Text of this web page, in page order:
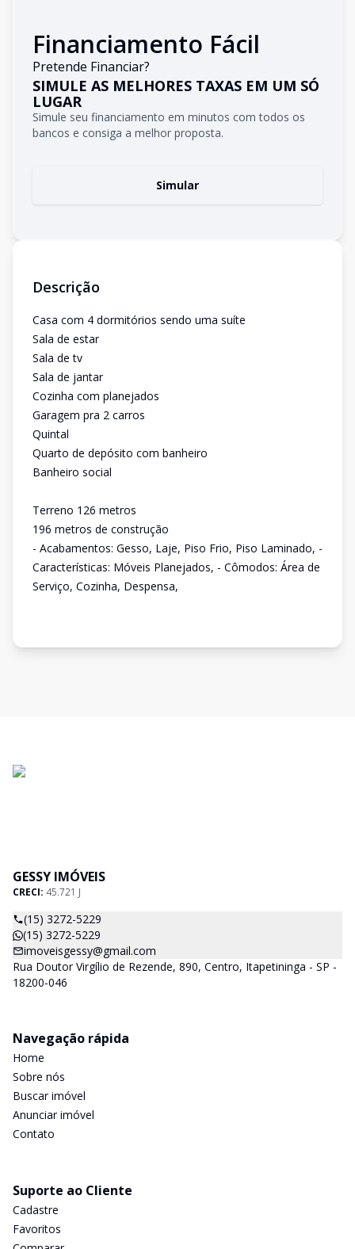
Financiamento Fácil
Pretende Financiar?
SIMULE AS MELHORES TAXAS EM UM SÓ
LUGAR
Simule seu financiamento em minutos com todos os
bancos e consiga a melhor proposta.
Simular
Descrição
Casa com 4 dormitórios sendo uma suíte
Sala de estar
Sala de tv
Sala de jantar
Cozinha com planejados
Garagem pra 2 carros
Quintal
Quarto de depósito com banheiro
Banheiro social
Terreno 126 metros
196 metros de construção
- Acabamentos: Gesso, Laje, Piso Frio, Piso Laminado, -
Características: Móveis Planejados, - Cômodos: Área de
Serviço, Cozinha, Despensa,
GESSY IMÓVEIS
CRECI: 45.721 J
(15) 3272-5229
(15) 3272-5229
imoveisgessy@gmail.com
Rua Doutor Virgílio de Rezende, 890, Centro, Itapetininga - SP -
18200-046
Navegação rápida
Home
Sobre nós
Buscar imóvel
Anunciar imóvel
Contato
Suporte ao Cliente
Cadastre
Favoritos